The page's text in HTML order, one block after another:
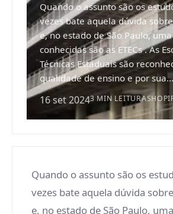
Quando o assunto são os
vezes bate aquela dúvida
e, no estado de São Paulo,
conhecidas são as ETECs . As
Técnicas Estaduais são
qualidade de ensino e por sua...
16 set 20243 MIN LEITURA
Quando o assunto são os
vezes bate aquela dúvida
e, no estado de São Paulo,